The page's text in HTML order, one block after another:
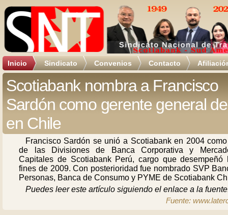
Inicio Sindicato Convenios Contacto
Scotiabank nombra a Francisco
Sardón como gerente general
en Chile
Francisco Sardón se unió a Scotiabank en 2004
de las Divisiones de Banca Corporativa y
Capitales de Scotiabank Perú, cargo que desempeñó
fines de 2009. Con posterioridad fue nombrado SVP
Personas, Banca de Consumo y PYME de Scotiabank
Puedes leer este artículo siguiendo el enlace a la
Fuente: